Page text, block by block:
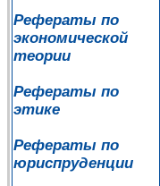
Рефераты по
экономической
теории
Рефераты по
этике
Рефераты по
юриспруденции